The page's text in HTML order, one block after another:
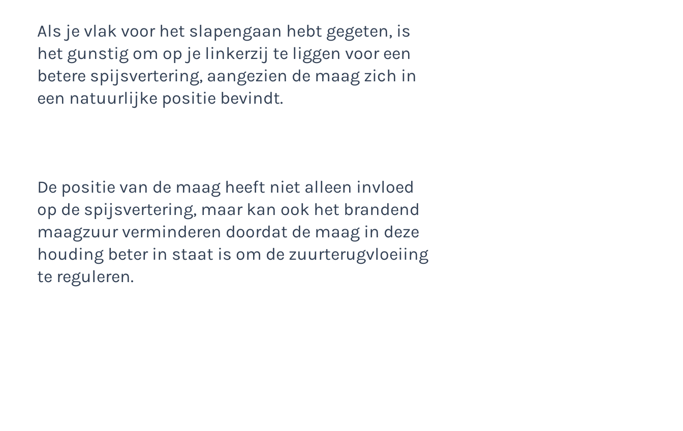
Als je vlak voor het slapengaan hebt gegeten, is
het gunstig om op je linkerzij te liggen voor een
betere spijsvertering, aangezien de maag zich in
een natuurlijke positie bevindt.
De positie van de maag heeft niet alleen invloed
op de spijsvertering, maar kan ook het brandend
maagzuur verminderen doordat de maag in deze
houding beter in staat is om de zuurterugvloeiing
te reguleren.